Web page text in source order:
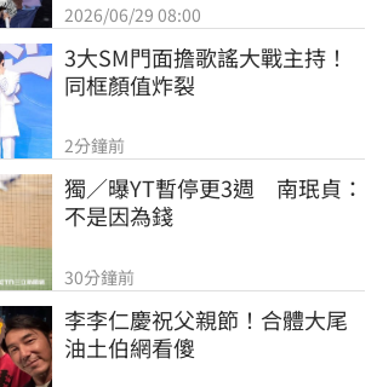
2026/06/29 08:00
3大SM門面擔歌謠大戰主持！
同框顏值炸裂
2分鐘前
獨／曝YT暫停更3週　南珉貞：
不是因為錢
30分鐘前
李李仁慶祝父親節！合體大尾
油土伯網看傻